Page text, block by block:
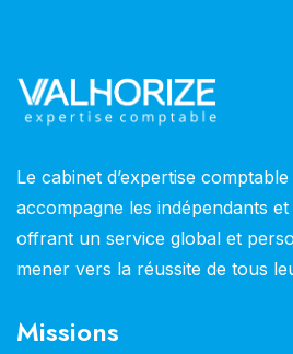
Le cabinet d’expertise
accompagne les indépendants
offrant un service global et
mener vers la réussite de tous
Missions